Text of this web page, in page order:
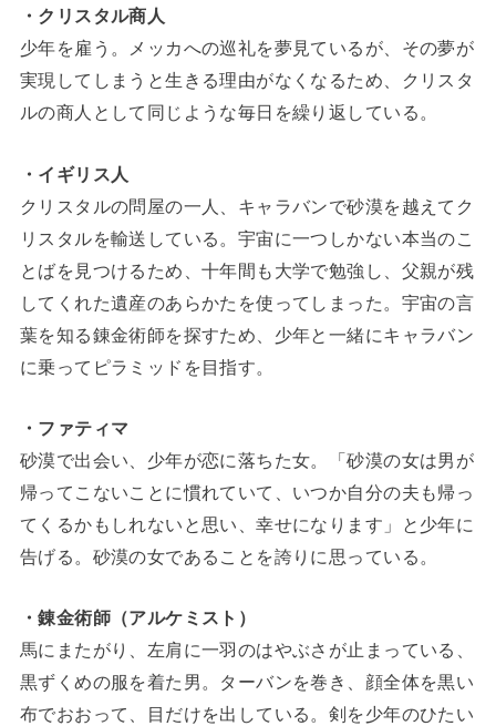
・クリスタル商人
少年を雇う。メッカへの巡礼を夢見ているが、その夢が
実現してしまうと生きる理由がなくなるため、クリスタ
ルの商人として同じような毎日を繰り返している。
・イギリス人
クリスタルの問屋の一人、キャラバンで砂漠を越えてク
リスタルを輸送している。宇宙に一つしかない本当のこ
とばを見つけるため、十年間も大学で勉強し、父親が残
してくれた遺産のあらかたを使ってしまった。宇宙の言
葉を知る錬金術師を探すため、少年と一緒にキャラバン
に乗ってピラミッドを目指す。
・ファティマ
砂漠で出会い、少年が恋に落ちた女。「砂漠の女は男が
帰ってこないことに慣れていて、いつか自分の夫も帰っ
てくるかもしれないと思い、幸せになります」と少年に
告げる。砂漠の女であることを誇りに思っている。
・錬金術師（アルケミスト）
馬にまたがり、左肩に一羽のはやぶさが止まっている、
黒ずくめの服を着た男。ターバンを巻き、顔全体を黒い
布でおおって、目だけを出している。剣を少年のひたい